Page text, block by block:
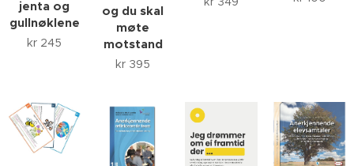
jenta og
gullnøklene
kr 245
og du skal
møte
motstand
kr 395